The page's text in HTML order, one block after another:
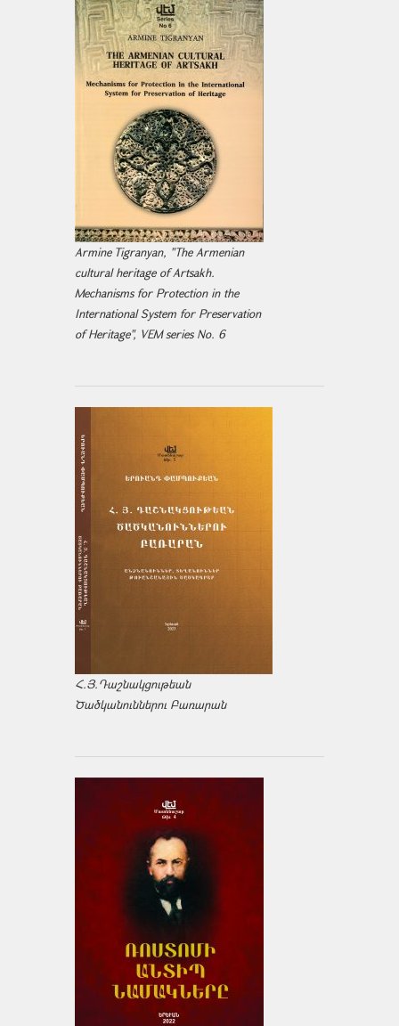
Armine Tigranyan, "The Armenian
cultural heritage of Artsakh.
Mechanisms for Protection in the
International System for Preservation
of Heritage", VEM series No. 6
Հ.Յ.Դաշնակցութեան
Ծածկանուններու Բառարան